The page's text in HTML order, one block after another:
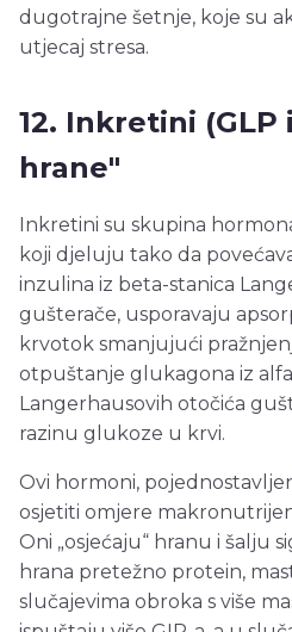
dugotrajne šetnje, koje su
utjecaj stresa.
12. Inkretini (GLP
hrane"
Inkretini su skupina
koji djeluju tako da
inzulina iz beta-stanica
gušterače, usporavaju
krvotok smanjujući
otpuštanje glukagona iz
Langerhausovih otočića
razinu glukoze u krvi.
Ovi hormoni,
osjetiti omjere
Oni „osjećaju“ hranu i šalju
hrana pretežno protein,
slučajevima obroka s više